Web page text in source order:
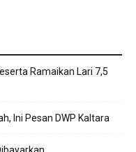
Ramaikan Lari 7,5
Ini Pesan DWP Kaltara